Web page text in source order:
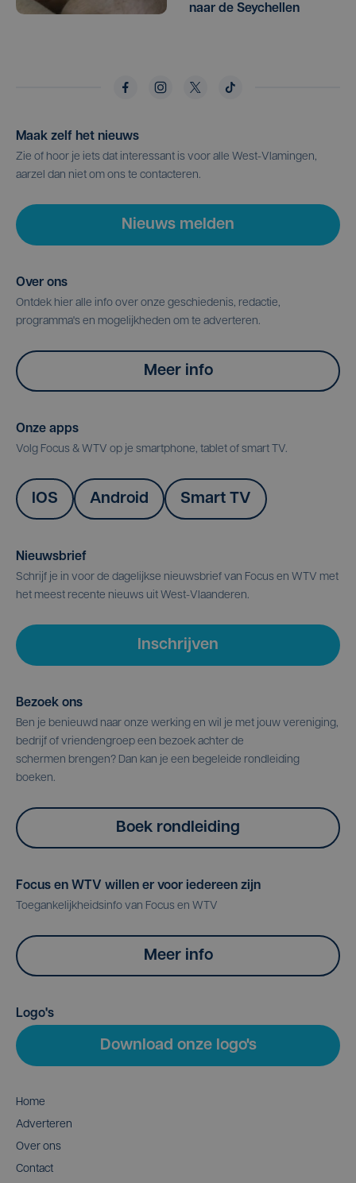
naar de Seychellen
Maak zelf het nieuws
Zie of hoor je iets dat interessant is voor alle West-Vlamingen,
aarzel dan niet om ons te contacteren.
Nieuws melden
Over ons
Ontdek hier alle info over onze geschiedenis, redactie,
programma's en mogelijkheden om te adverteren.
Meer info
Onze apps
Volg Focus & WTV op je smartphone, tablet of smart TV.
IOS Android Smart TV
Nieuwsbrief
Schrijf je in voor de dagelijkse nieuwsbrief van Focus en WTV met
het meest recente nieuws uit West-Vlaanderen.
Inschrijven
Bezoek ons
Ben je benieuwd naar onze werking en wil je met jouw vereniging,
bedrijf of vriendengroep een bezoek achter de
schermen brengen? Dan kan je een begeleide rondleiding
boeken.
Boek rondleiding
Focus en WTV willen er voor iedereen zijn
Toegankelijkheidsinfo van Focus en WTV
Meer info
Logo's
Download onze logo's
Home
Adverteren
Over ons
Contact